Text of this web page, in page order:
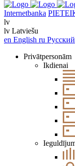
Internetbanka
lv
lv Latviešu
en English ru Русский
Privātpersonām
Ikdienai